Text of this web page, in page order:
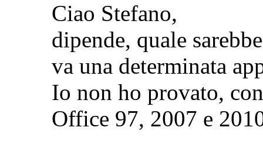
Ciao Stefano,
dipende, quale
va una determinata
Io non ho provato,
Office 97, 2007 e